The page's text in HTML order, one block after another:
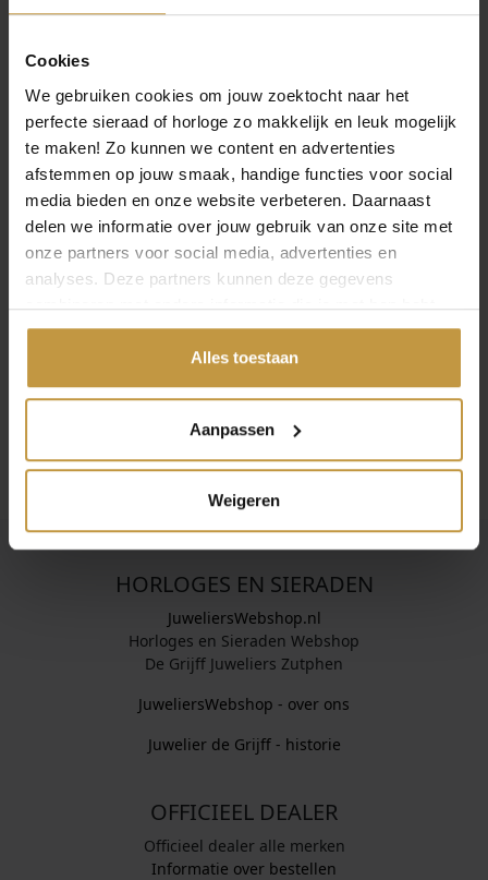
Cookies
We gebruiken cookies om jouw zoektocht naar het
perfecte sieraad of horloge zo makkelijk en leuk mogelijk
te maken! Zo kunnen we content en advertenties
afstemmen op jouw smaak, handige functies voor social
media bieden en onze website verbeteren. Daarnaast
delen we informatie over jouw gebruik van onze site met
onze partners voor social media, advertenties en
analyses. Deze partners kunnen deze gegevens
combineren met andere informatie die je met hen hebt
gedeeld of die ze hebben verzameld via jouw gebruik van
Alles toestaan
Aanpassen
Weigeren
INFORMATIE OVER CLIC DESIGN
Clic Design maakt minimalistische sieraden met een strak
en modern design. De collectie is herkenbaar door
eenvoud, kwaliteit en comfort. Gemaakt van aluminium
en edelstaal, licht van gewicht en makkelijk te dragen.
Ideaal voor wie houdt van subtiele elegantie.
HORLOGES EN SIERADEN
JuweliersWebshop.nl
Horloges en Sieraden Webshop
De Grijff Juweliers Zutphen
JuweliersWebshop - over ons
Juwelier de Grijff - historie
OFFICIEEL DEALER
Officieel dealer alle merken
Informatie over bestellen